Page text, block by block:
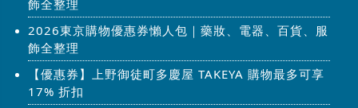
飾全整理
2026東京購物優惠券懶人包｜藥妝、電器、百貨、服
飾全整理
【優惠券】上野御徒町多慶屋 TAKEYA 購物最多可享
17% 折扣